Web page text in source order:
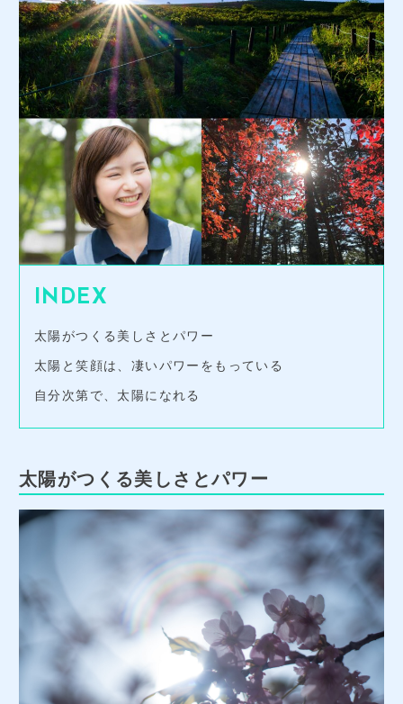
INDEX
太陽がつくる美しさとパワー
太陽と笑顔は、凄いパワーをもっている
自分次第で、太陽になれる
太陽がつくる美しさとパワー